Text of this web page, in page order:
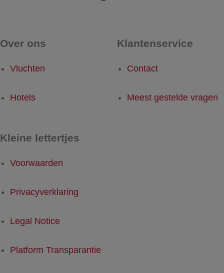
Over ons
Vluchten
Hotels
Klantenservice
Contact
Meest gestelde vragen
Kleine lettertjes
Voorwaarden
Privacyverklaring
Legal Notice
Platform Transparantie